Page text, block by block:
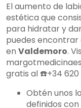
El aumento de
estética que
para hidratar y
puedes encontrar
en Valdemoro.
gratis al ☎️+34 620
Obtén unos
definidos